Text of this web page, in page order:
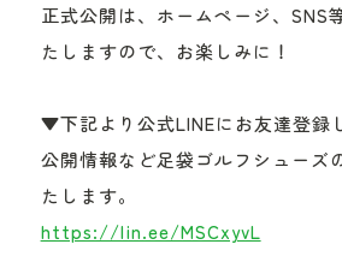
正式公開は、ホームページ、SNS
たしますので、お楽しみに！
▼下記より公式LINEにお友達登録
公開情報など足袋ゴルフシューズ
たします。
https://lin.ee/MSCxyvL